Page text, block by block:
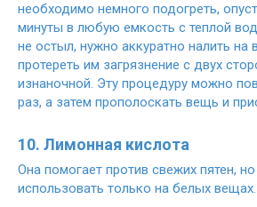
необходимо немного подогреть,
минуты в любую емкость с теплой
не остыл, нужно аккуратно налить на
протереть им загрязнение с двух
изнаночной. Эту процедуру можно
раз, а затем прополоскать вещь и
10. Лимонная кислота
Она помогает против свежих пятен,
использовать только на белых вещах.